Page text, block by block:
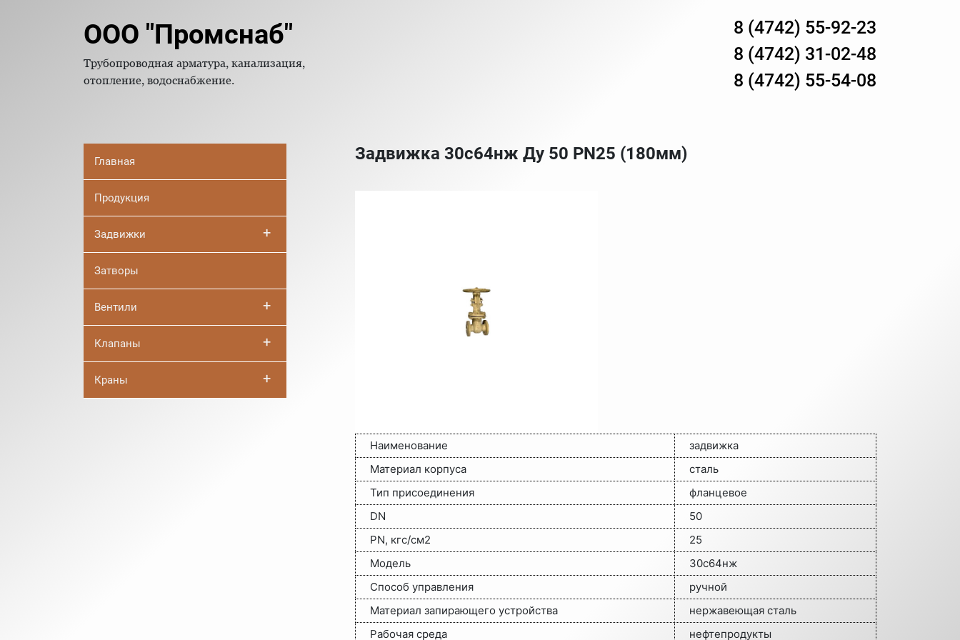
ООО "Промснаб"
Трубопроводная арматура, канализация,
отопление, водоснабжение.
8 (4742) 55-92-23
8 (4742) 31-02-48
8 (4742) 55-54-08
Главная
Продукция
Задвижки +
Затворы
Вентили +
Клапаны +
Краны +
Задвижка 30с64нж Ду 50 PN25 (180мм)
Наименование
задвижка
Материал корпуса
сталь
Тип присоединения
фланцевое
DN
50
PN, кгс/см2
25
Модель
30с64нж
Способ управления
ручной
Материал запирающего устройства
нержавеющая сталь
Рабочая среда
нефтепродукты